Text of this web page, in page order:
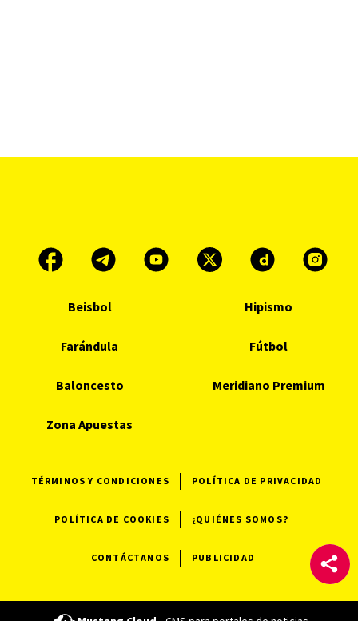
Beisbol Hipismo
Farándula Fútbol
Baloncesto Meridiano Premium
Zona Apuestas
TÉRMINOS Y CONDICIONES POLÍTICA DE PRIVACIDAD
POLÍTICA DE COOKIES ¿QUIÉNES SOMOS?
CONTÁCTANOS PUBLICIDAD